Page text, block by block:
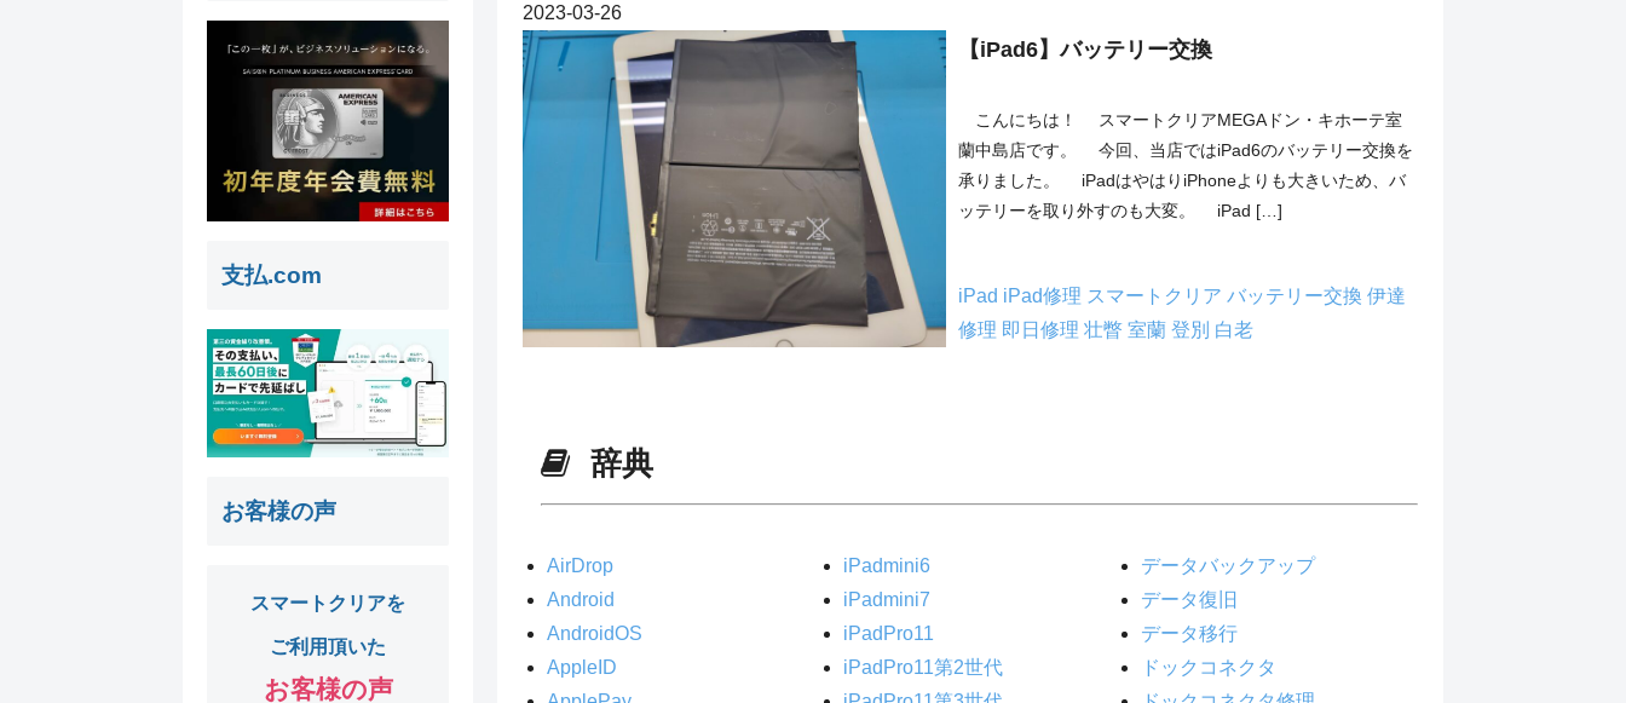
2023-03-26
【iPad6】バッテリー交換
こんにちは！ スマートクリアMEGAドン・キホーテ室
蘭中島店です。 今回、当店ではiPad6のバッテリー交換を
承りました。 iPadはやはりiPhoneよりも大きいため、バ
ッテリーを取り外すのも大変。 iPad […]
iPad iPad修理 スマートクリア バッテリー交換 伊達
修理 即日修理 壮瞥 室蘭 登別 白老
辞典
AirDrop
Android
AndroidOS
AppleID
iPadmini6
iPadmini7
iPadPro11
iPadPro11第2世代
データバックアップ
データ復旧
データ移行
ドックコネクタ
支払.com
お客様の声
スマートクリアを
ご利用頂いた
お客様の声